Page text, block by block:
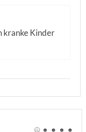
kranke Kinder